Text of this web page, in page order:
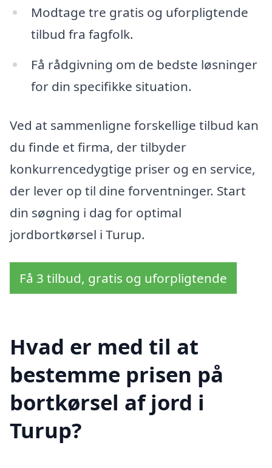
Modtage tre gratis og uforpligtende
tilbud fra fagfolk.
Få rådgivning om de bedste løsninger
for din specifikke situation.
Ved at sammenligne forskellige tilbud kan
du finde et firma, der tilbyder
konkurrencedygtige priser og en service,
der lever op til dine forventninger. Start
din søgning i dag for optimal
jordbortkørsel i Turup.
Få 3 tilbud, gratis og uforpligtende
Hvad er med til at
bestemme prisen på
bortkørsel af jord i
Turup?